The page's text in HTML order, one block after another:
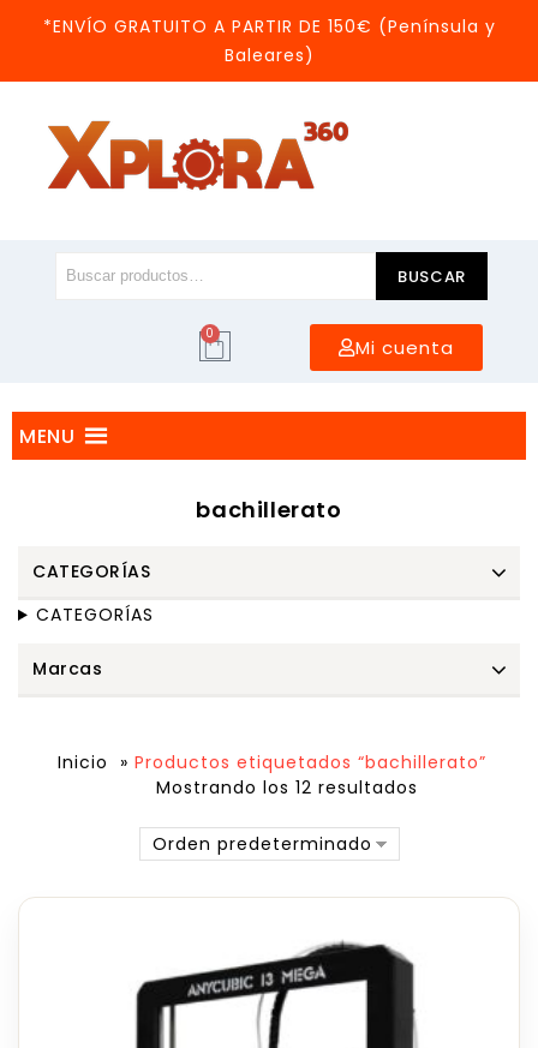
*ENVÍO GRATUITO A PARTIR DE 150€ (Península y
Baleares)
BUSCAR
0
Mi cuenta
MENU
bachillerato
Inicio » Productos etiquetados “bachillerato”
Mostrando los 12 resultados
Orden predeterminado
CATEGORÍAS
CATEGORÍAS
Marcas